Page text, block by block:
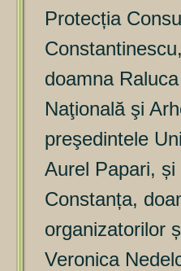
Protecția
doamna
Naţională şi
preşedintele
Aurel Papari,
Constanța,
organizatorilor
Veronica